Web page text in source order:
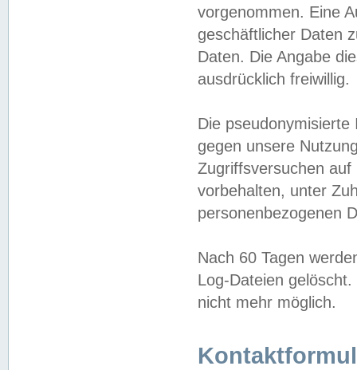
vorgenommen. Eine
geschäftlicher Daten
Daten. Die Angabe
ausdrücklich freiwillig.
Die
gegen unsere
Zugriffsversuchen
vorbehalten, unter
personenbezogenen
Nach 60 Tagen
Log-Dateien
nicht mehr möglich.